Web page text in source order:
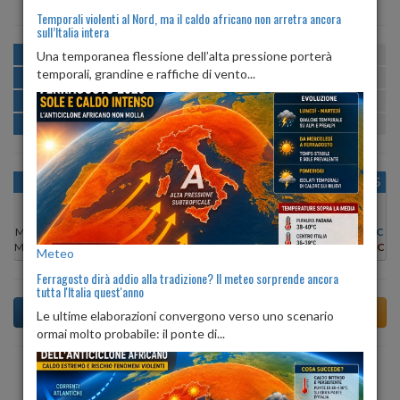
MATTINA min:21º max:28º U:
POMERIGGIO min:28º max:29º
SERA min:25º max:30º U:67% 75%
NOTTE min: 22º max:25º U:81%
OGGI
Min:
21°C
Max:27°C
LUN 10
Min:
Max:29°C
MAR 11
Min:22°C
Max:30°C
MER 12
Min:
22°C
Max:28°C
GIO 13
Max:28°C
VEN 14
Min:21°C
Max:27°C
SAB 15
21°C
Max:27°C
Previsioni del Tempo a Altivole tra 4 giorni
Temporali violenti al Nord, ma il caldo africano non arretra ancora
sull’Italia intera
Una temporanea flessione dell’alta pressione porterà
temporali, grandine e raffiche di vento...
Meteo
Ferragosto dirà addio alla tradizione? Il meteo sorprende ancora
tutta l'Italia quest'anno
Le ultime elaborazioni convergono verso uno scenario
ormai molto probabile: il ponte di...